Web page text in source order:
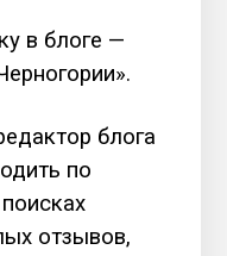
в блоге —
блога
по
отзывов,